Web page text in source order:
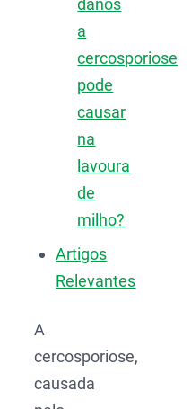
danos
a
cercosporiose
pode
causar
na
lavoura
de
milho?
Artigos
Relevantes
A
cercosporiose,
causada